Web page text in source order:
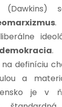
(Dawkins)
.
.
definíciu
a
je v